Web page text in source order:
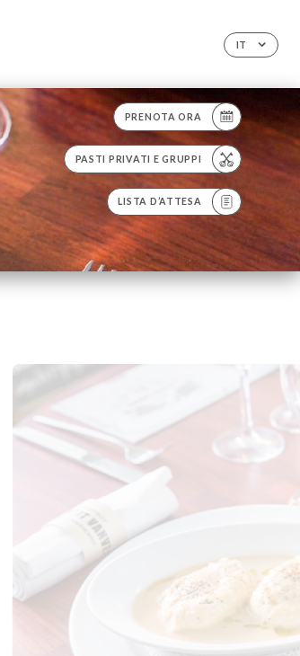
IT
PRENOTA ORA
PASTI PRIVATI E GRUPPI
LISTA D’ATTESA